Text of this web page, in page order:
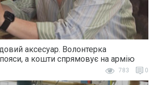
аксесуар. Волонтерка
а кошти спрямовує на армію
783 0